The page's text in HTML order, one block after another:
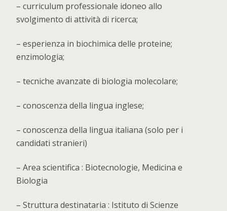
– curriculum professionale idoneo allo
svolgimento di attività di ricerca;
– esperienza in biochimica delle proteine;
enzimologia;
– tecniche avanzate di biologia molecolare;
– conoscenza della lingua inglese;
– conoscenza della lingua italiana (solo per i
candidati stranieri)
– Area scientifica : Biotecnologie, Medicina e
Biologia
– Struttura destinataria : Istituto di Scienze